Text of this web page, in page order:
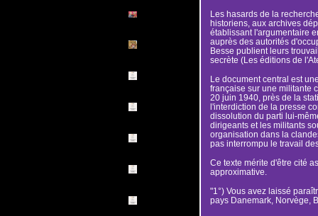
Les hasards de la
historiens, aux archives
établissant l'argumentaire
auprès des autorités
Besse publient leurs
secrète (Les éditions de
Le document central est
française sur une militante
20 juin 1940, près de la
l'interdiction de la presse
dissolution du parti lui-
dirigeants et les militants
organisation dans la
pas interrompu le travail
Ce texte mérite d'être cité
approximative.
"1°) Vous avez laissé
pays Danemark, Norvège,